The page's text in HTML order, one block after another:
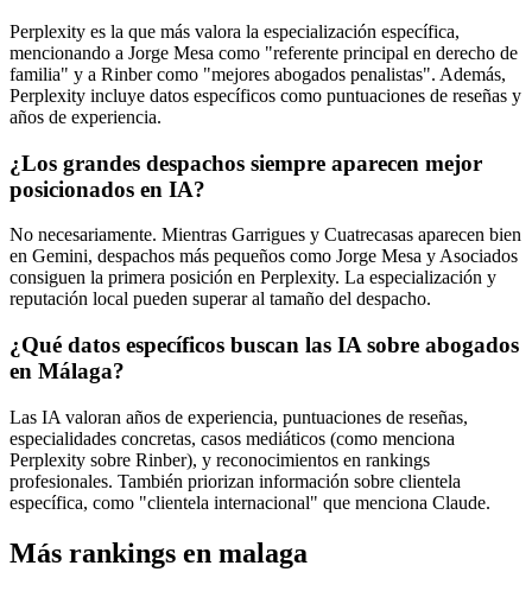
Perplexity es la que más valora la especialización específica,
mencionando a Jorge Mesa como "referente principal en derecho de
familia" y a Rinber como "mejores abogados penalistas". Además,
Perplexity incluye datos específicos como puntuaciones de reseñas y
años de experiencia.
¿Los grandes despachos siempre aparecen mejor
posicionados en IA?
No necesariamente. Mientras Garrigues y Cuatrecasas aparecen bien
en Gemini, despachos más pequeños como Jorge Mesa y Asociados
consiguen la primera posición en Perplexity. La especialización y
reputación local pueden superar al tamaño del despacho.
¿Qué datos específicos buscan las IA sobre abogados
en Málaga?
Las IA valoran años de experiencia, puntuaciones de reseñas,
especialidades concretas, casos mediáticos (como menciona
Perplexity sobre Rinber), y reconocimientos en rankings
profesionales. También priorizan información sobre clientela
específica, como "clientela internacional" que menciona Claude.
Más rankings en malaga